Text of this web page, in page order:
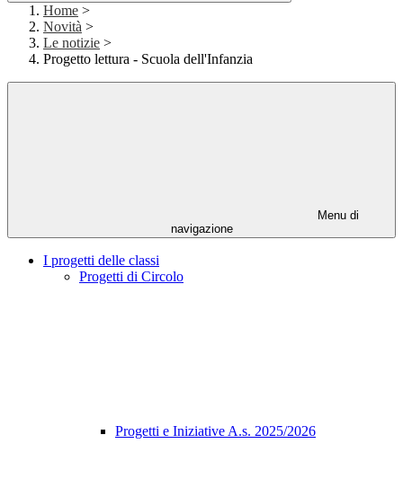
Home >
Novità >
Le notizie >
Progetto lettura - Scuola dell'Infanzia
Menu di
navigazione
I progetti delle classi
Progetti di Circolo
Progetti e Iniziative A.s. 2025/2026